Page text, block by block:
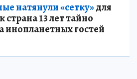
натянули «сетку»для
13 лет тайно
инопланетных гостей